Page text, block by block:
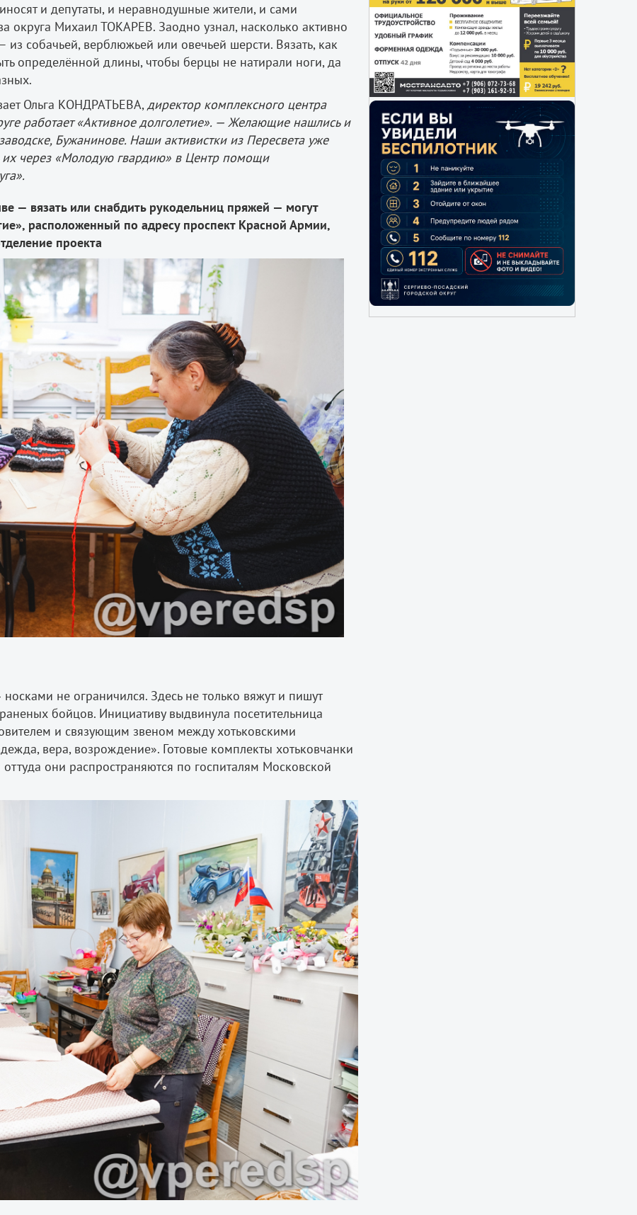
и депутаты, и неравнодушные жители, и сами
округа Михаил ТОКАРЕВ. Заодно узнал, насколько активно
из собачьей, верблюжьей или овечьей шерсти. Вязать, как
определённой длины, чтобы берцы не натирали ноги, да
Ольга КОНДРАТЬЕВА,директор комплексного центра
работает «Активное долголетие». — Желающие нашлись и
Бужанинове. Наши активистки из Пересвета уже
их через «Молодую гвардию» в Центр помощи
— вязать или снабдить рукодельниц пряжей — могут
расположенный по адресу проспект Красной Армии,
проекта
не ограничился. Здесь не только вяжут и пишут
бойцов. Инициативу выдвинула посетительница
и связующим звеном между хотьковскими
вера, возрождение». Готовые комплекты хотьковчанки
они распространяются по госпиталям Московской